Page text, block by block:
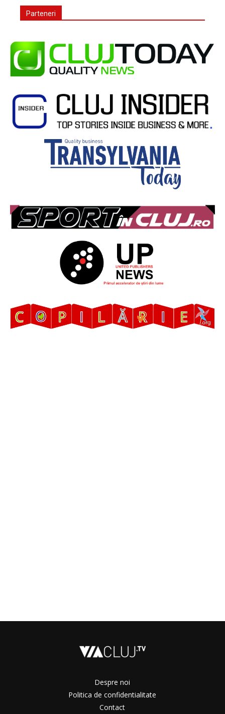
Parteneri
Despre noi
Politica de confidentialitate
Contact